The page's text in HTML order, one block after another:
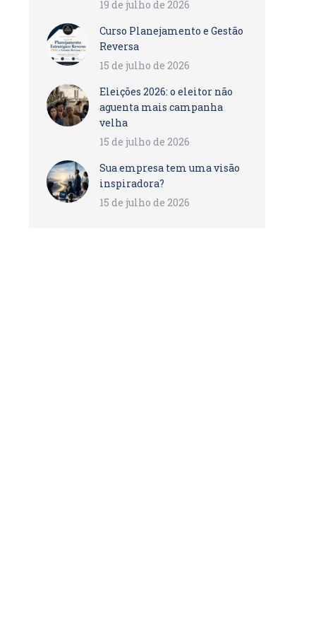
19 de julho de 2026
Curso Planejamento e Gestão
Reversa
15 de julho de 2026
Eleições 2026: o eleitor não
aguenta mais campanha
velha
15 de julho de 2026
Sua empresa tem uma visão
inspiradora?
15 de julho de 2026